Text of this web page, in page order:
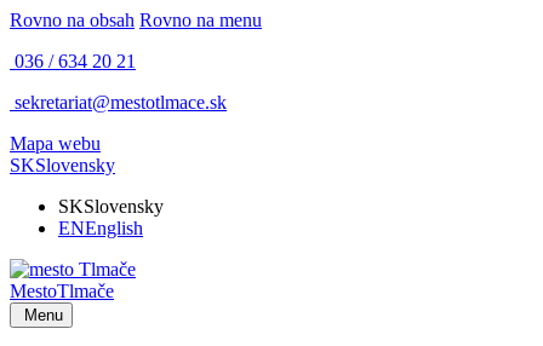
Rovno na obsah Rovno na menu
036 / 634 20 21
sekretariat@mestotlmace.sk
Mapa webu
SKSlovensky
SKSlovensky
ENEnglish
MestoTlmače
Menu